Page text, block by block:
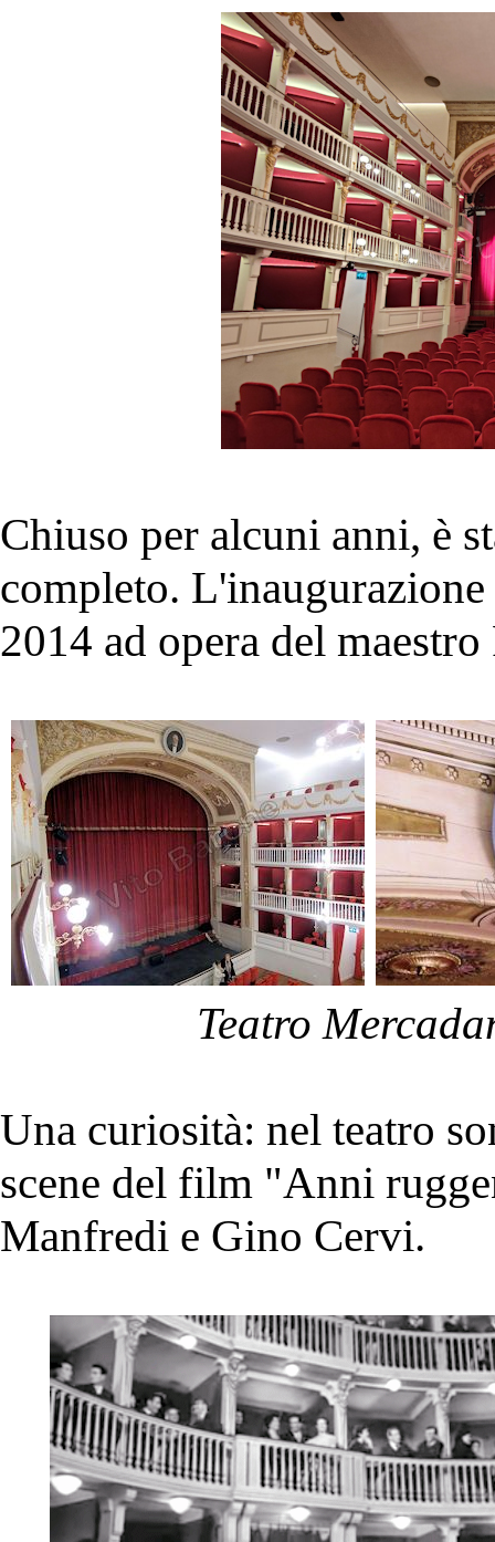
Chiuso per alcuni anni, è
completo.
2014 ad opera del
Teatro
Una curiosità: nel teatro
scene del film "Anni
Manfredi e Gino Cervi.